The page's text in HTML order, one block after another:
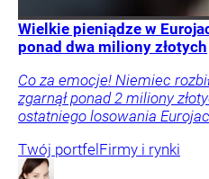
Wielkie pieniądze w
ponad dwa miliony złotych
Co za emocje! Niemiec
zgarnął ponad 2 miliony
ostatniego losowania
Twój portfel Firmy i rynki